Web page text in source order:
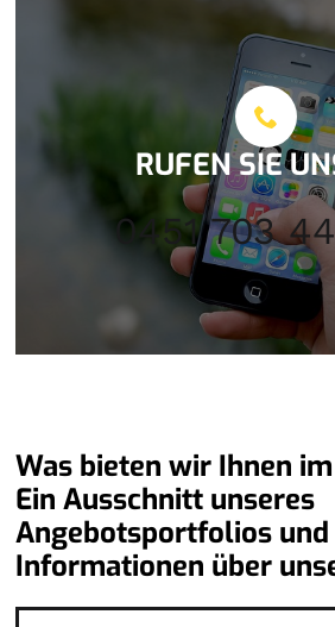
RUFEN SIE
0451 703
Was bieten wir Ihnen
Ein Ausschnitt unseres
Angebotsportfolios und
Informationen über